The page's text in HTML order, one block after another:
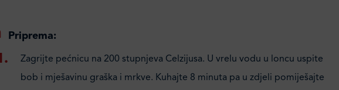
Priprema:
Zagrijte pećnicu na 200 stupnjeva Celzijusa. U vrelu vodu u loncu uspite
bob i mješavinu graška i mrkve. Kuhajte 8 minuta pa u zdjeli pomiješajte